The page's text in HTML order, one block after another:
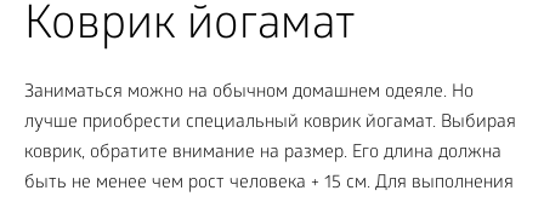
Коврик йогамат
Заниматься можно на обычном домашнем одеяле. Но
лучше приобрести специальный коврик йогамат. Выбирая
коврик, обратите внимание на размер. Его длина должна
быть не менее чем рост человека + 15 см. Для выполнения